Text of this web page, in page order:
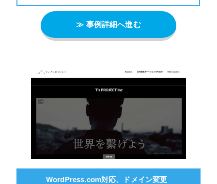
≫ 事例詳細へ進む
WordPress.com対応、ドメイン変更